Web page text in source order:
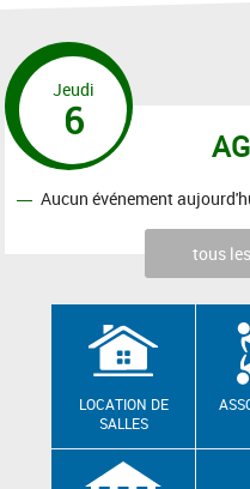
Jeudi
6
Aucun événement
tous
LOCATION DE
SALLES